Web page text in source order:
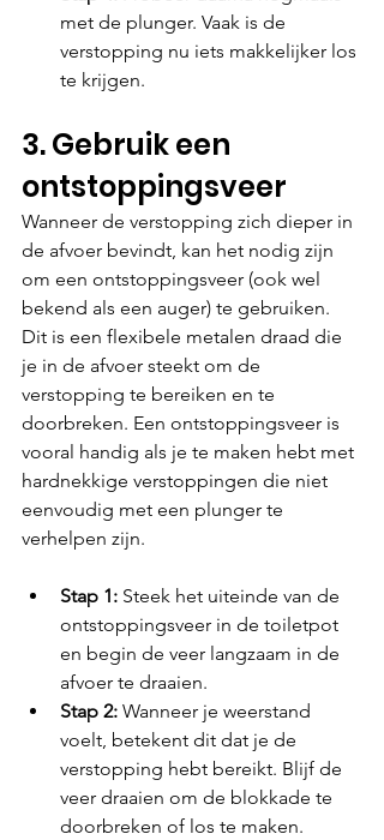
met de plunger. Vaak is de
verstopping nu iets makkelijker los
te krijgen.
3. Gebruik een
ontstoppingsveer
Wanneer de verstopping zich dieper in
de afvoer bevindt, kan het nodig zijn
om een ontstoppingsveer (ook wel
bekend als een auger) te gebruiken.
Dit is een flexibele metalen draad die
je in de afvoer steekt om de
verstopping te bereiken en te
doorbreken. Een ontstoppingsveer is
vooral handig als je te maken hebt met
hardnekkige verstoppingen die niet
eenvoudig met een plunger te
verhelpen zijn.
Stap 1: Steek het uiteinde van de
ontstoppingsveer in de toiletpot
en begin de veer langzaam in de
afvoer te draaien.
Stap 2: Wanneer je weerstand
voelt, betekent dit dat je de
verstopping hebt bereikt. Blijf de
veer draaien om de blokkade te
doorbreken of los te maken.